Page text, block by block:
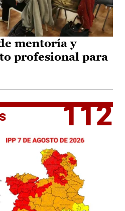
mentoría y
profesional para
112